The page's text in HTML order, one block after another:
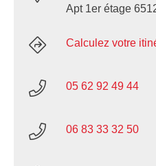
Apt 1er étage
Calculez votre
05 62 92 49 44
06 83 33 32 50